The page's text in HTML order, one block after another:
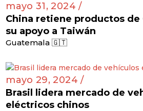
mayo 31, 2024 /
China retiene productos de
su apoyo a Taiwán
Guatemala 🇬🇹
mayo 29, 2024 /
Brasil lidera mercado de
eléctricos chinos